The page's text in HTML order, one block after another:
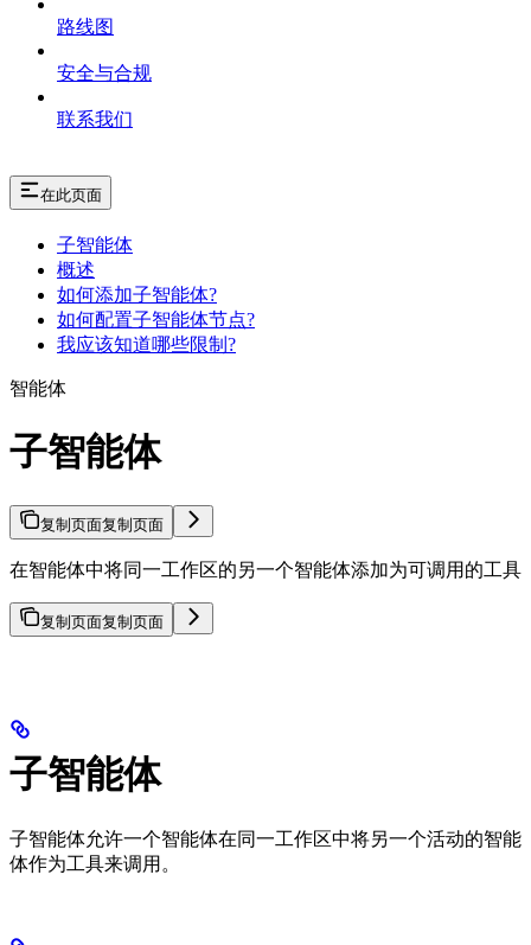
路线图
安全与合规
联系我们
在此页面
子智能体
概述
如何添加子智能体?
如何配置子智能体节点?
我应该知道哪些限制?
智能体
子智能体
复制页面复制页面
在智能体中将同一工作区的另一个智能体添加为可调用的工具
复制页面复制页面
子智能体
子智能体允许一个智能体在同一工作区中将另一个活动的智能
体作为工具来调用。